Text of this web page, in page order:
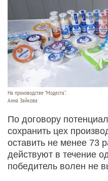
На производстве "Модеста".
Анна Зайкова
По договору
сохранить цех
оставить не менее 73
действуют в течение
победитель волен не